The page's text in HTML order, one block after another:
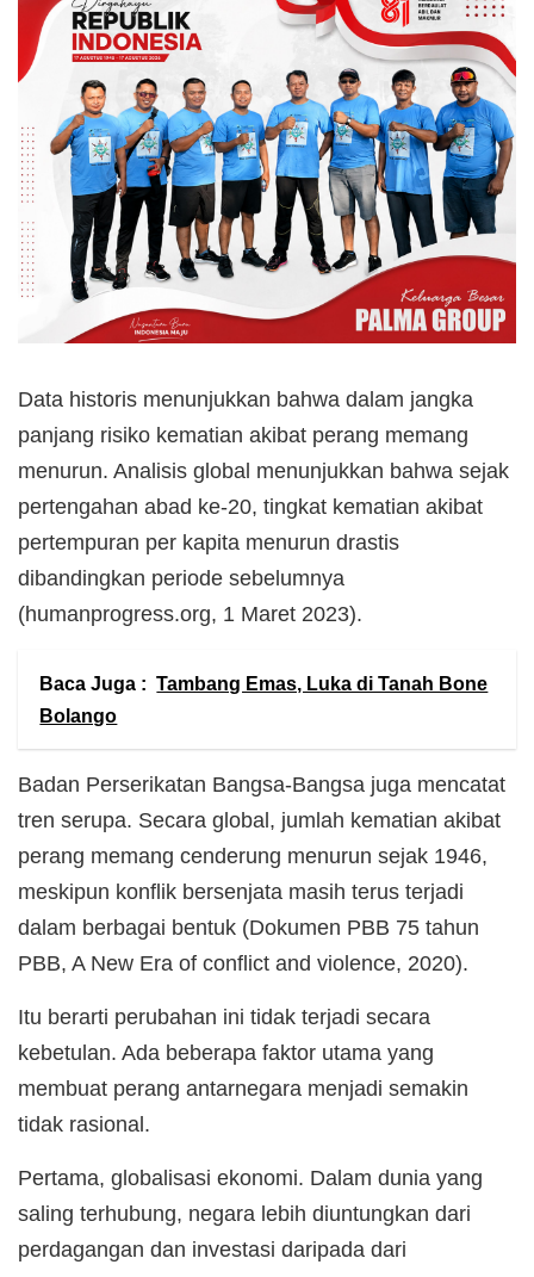
Data historis menunjukkan bahwa dalam jangka
panjang risiko kematian akibat perang memang
menurun. Analisis global menunjukkan bahwa sejak
pertengahan abad ke-20, tingkat kematian akibat
pertempuran per kapita menurun drastis
dibandingkan periode sebelumnya
(humanprogress.org, 1 Maret 2023).
Baca Juga : Tambang Emas, Luka di Tanah Bone
Bolango
Badan Perserikatan Bangsa-Bangsa juga mencatat
tren serupa. Secara global, jumlah kematian akibat
perang memang cenderung menurun sejak 1946,
meskipun konflik bersenjata masih terus terjadi
dalam berbagai bentuk (Dokumen PBB 75 tahun
PBB, A New Era of conflict and violence, 2020).
Itu berarti perubahan ini tidak terjadi secara
kebetulan. Ada beberapa faktor utama yang
membuat perang antarnegara menjadi semakin
tidak rasional.
Pertama, globalisasi ekonomi. Dalam dunia yang
saling terhubung, negara lebih diuntungkan dari
perdagangan dan investasi daripada dari